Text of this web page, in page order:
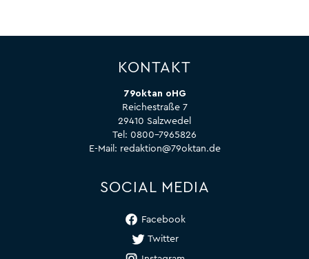
KONTAKT
79oktan oHG
Reichestraße 7
29410 Salzwedel
Tel: 0800-7965826
E-Mail: redaktion@79oktan.de
SOCIAL MEDIA
Facebook
Twitter